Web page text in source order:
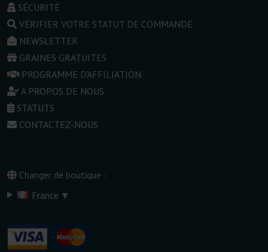
SÉCURITÉ
VÉRIFIER VOTRE STATUT DE COMMANDE
NEWSLETTER
GRAINES GRATUITES
PROGRAMME D'AFFILIATION
A PROPOS DE NOUS
STATUTS
CONTACTEZ-NOUS
Changer de boutique :
France ▾